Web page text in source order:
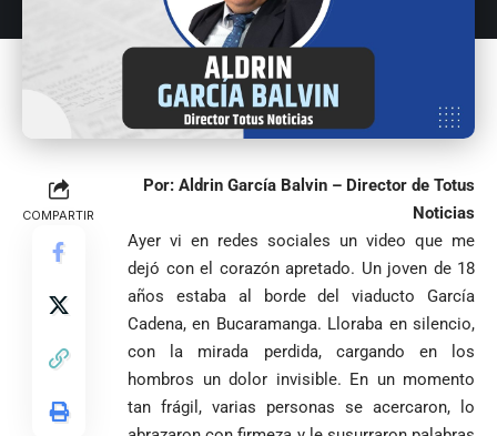
COMPARTIR
Por: Aldrin García Balvin – Director de Totus
Noticias
Ayer vi en redes sociales un video que me
dejó con el corazón apretado. Un joven de 18
años estaba al borde del viaducto García
Cadena, en Bucaramanga. Lloraba en silencio,
con la mirada perdida, cargando en los
hombros un dolor invisible. En un momento
tan frágil, varias personas se acercaron, lo
Medellín
Policía
frustran envío
de 20 kilos de
cocaína
ocultos en
encomienda
hacia Medellín
1
Antioquia VER MÁS
Tarso revive el
legado del beato
Jesús Aníbal
de su martirio
PolíticaVER
Gustavo Petro
pide sacar a
Rodríguez tras
sus denuncias
DeportesVER
Luis Díaz
desata
polémica y
divide las
redes por su
ColumnistasVER
MÁS
Iglesia VER MÁS